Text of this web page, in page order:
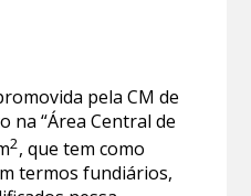
pela CM de
na “Área Central de
2, que tem como
termos fundiários,